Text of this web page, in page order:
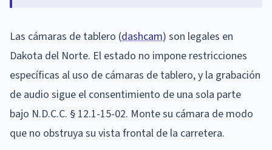
Las cámaras de tablero (dashcam) son legales en
Dakota del Norte. El estado no impone restricciones
específicas al uso de cámaras de tablero, y la grabación
de audio sigue el consentimiento de una sola parte
bajo N.D.C.C. § 12.1-15-02. Monte su cámara de modo
que no obstruya su vista frontal de la carretera.